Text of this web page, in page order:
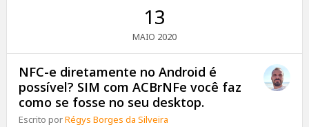
13
MAIO 2020
NFC-e diretamente no Android é
possível? SIM com ACBrNFe você faz
como se fosse no seu desktop.
Escrito porRégys Borges da Silveira